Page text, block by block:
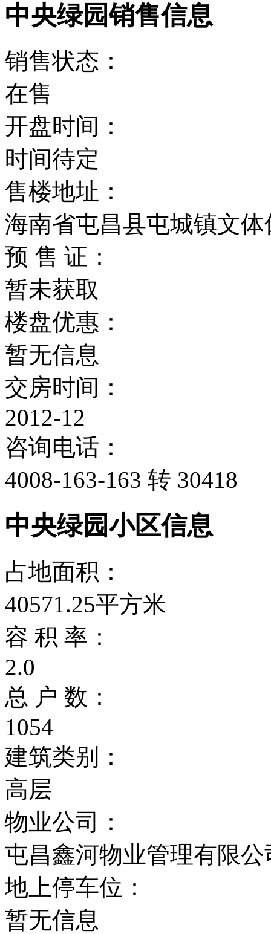
中央绿园销售信息
销售状态：
在售
开盘时间：
时间待定
售楼地址：
海南省屯昌县屯城镇文
预 售 证：
暂未获取
楼盘优惠：
暂无信息
交房时间：
2012-12
咨询电话：
4008-163-163 转 30418
中央绿园小区信息
占地面积：
40571.25平方米
容 积 率：
2.0
总 户 数：
1054
建筑类别：
高层
物业公司：
屯昌鑫河物业管理有限公
地上停车位：
暂无信息